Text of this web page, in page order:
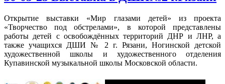
Открытие выставки «Мир глазами детей» из проекта
«Творчество под обстрелами», в которой представлены
работы детей с освобождённых территорий ДНР и ЛНР, а
также учащихся ДШИ № 2 г. Рязани, Ногинской детской
художественной школы и художественного отделения
Купавинской музыкальной школы Московской области.